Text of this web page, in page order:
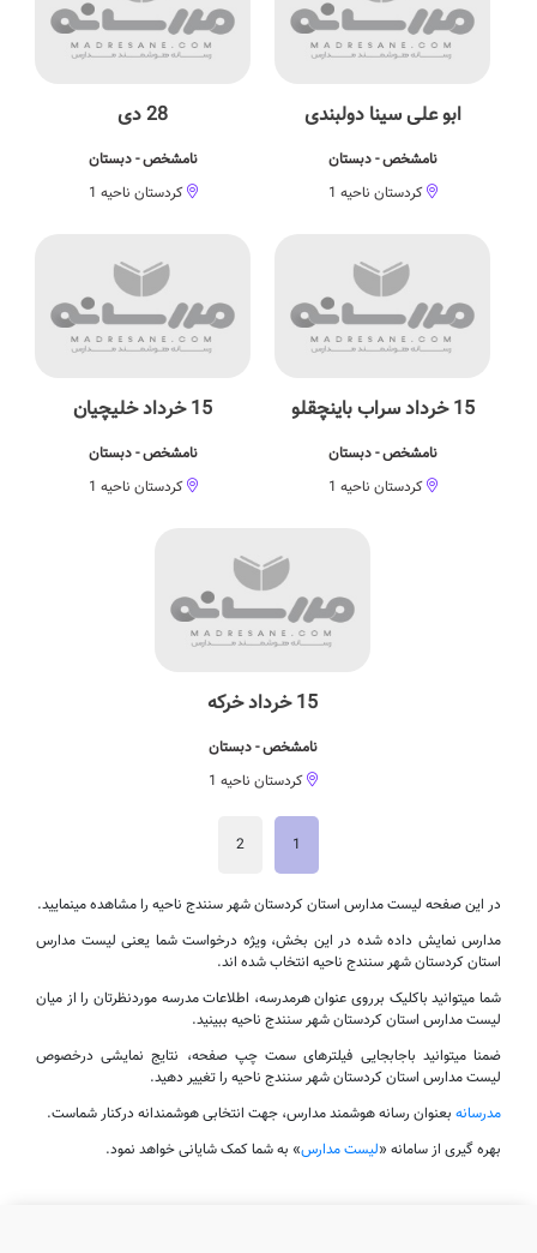
ابو علی سینا دولبندی
نامشخص - دبستان
کردستان ناحیه 1
28 دی
نامشخص - دبستان
کردستان ناحیه 1
15 خرداد سراب باینچقلو
نامشخص - دبستان
کردستان ناحیه 1
15 خرداد خلیچیان
نامشخص - دبستان
کردستان ناحیه 1
15 خرداد خرکه
نامشخص - دبستان
کردستان ناحیه 1
1
2
در این صفحه لیست مدارس استان کردستان شهر سنندج ناحیه را مشاهده مینمایید.
مدارس نمایش داده شده در این بخش، ویژه درخواست شما یعنی لیست مدارس
استان کردستان شهر سنندج ناحیه انتخاب شده اند.
شما میتوانید باکلیک برروی عنوان هرمدرسه، اطلاعات مدرسه موردنظرتان را از میان
لیست مدارس استان کردستان شهر سنندج ناحیه ببینید.
ضمنا میتوانید باجابجایی فیلترهای سمت چپ صفحه، نتایج نمایشی درخصوص
لیست مدارس استان کردستان شهر سنندج ناحیه را تغییر دهید.
مدرسانه بعنوان رسانه هوشمند مدارس، جهت انتخابی هوشمندانه درکنار شماست.
بهره گیری از سامانه «لیست مدارس» به شما کمک شایانی خواهد نمود.